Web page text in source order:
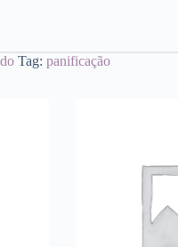
Tag: panificação